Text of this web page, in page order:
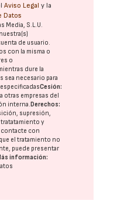
Aviso Legal y la
Datos
Media, S.L.U.
de usuario.
con la misma o
o
dure la
sea necesario para
Cesión:
otras empresas del
interna.Derechos:
supresión,
y
contacte con
el tratamiento no
puede presentar
información: